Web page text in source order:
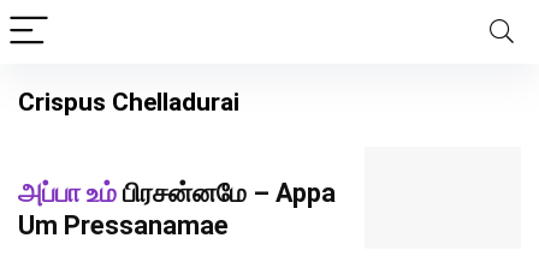
Crispus Chelladurai
அப்பா உம் பிரசன்னமே – Appa
Um Pressanamae